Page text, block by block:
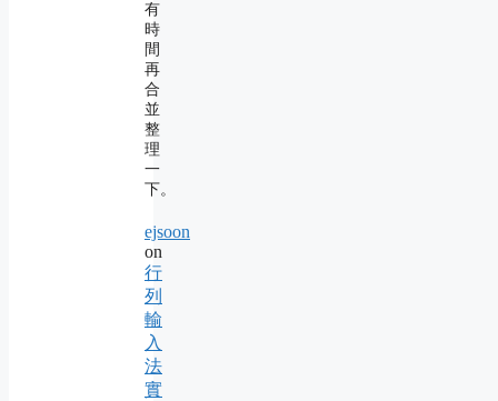
有
時
間
再
合
並
整
理
一
下。
ejsoon
on
行
列
輸
入
法
實